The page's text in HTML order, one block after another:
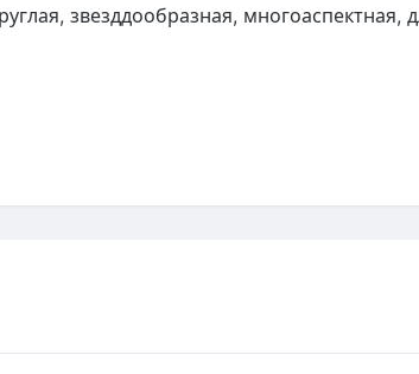
звезддообразная, многоаспектная,